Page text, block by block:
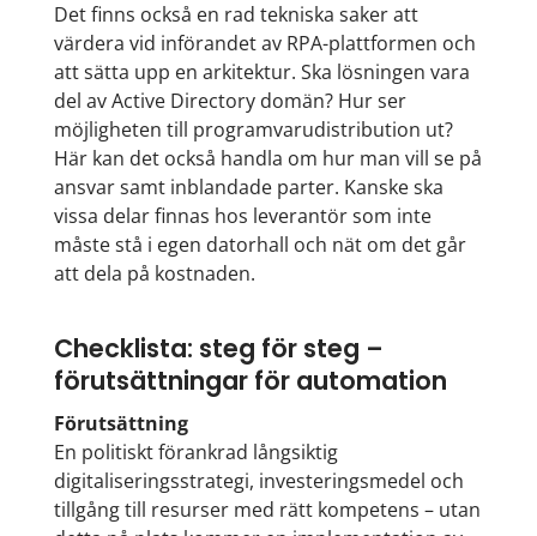
Det finns också en rad tekniska saker att
värdera vid införandet av RPA-plattformen och
att sätta upp en arkitektur. Ska lösningen vara
del av Active Directory domän? Hur ser
möjligheten till programvarudistribution ut?
Här kan det också handla om hur man vill se på
ansvar samt inblandade parter. Kanske ska
vissa delar finnas hos leverantör som inte
måste stå i egen datorhall och nät om det går
att dela på kostnaden.
Checklista: steg för steg –
förutsättningar för automation
Förutsättning
En politiskt förankrad långsiktig
digitaliseringsstrategi, investeringsmedel och
tillgång till resurser med rätt kompetens – utan